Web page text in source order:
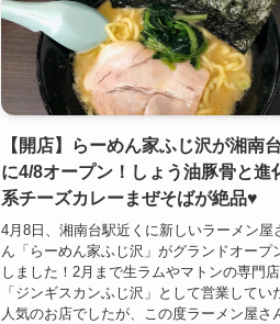
【開店】らーめん家ふじ沢が湘南台
に4/8オープン！しょう油豚骨と進
系チーズカレーまぜそばが絶品♥
4月8日、湘南台駅近くに新しいラーメン屋
ん「らーめん家ふじ沢」がグランドオープ
しました！2月まで生ラムやマトンの専門店
「ジンギスカンふじ沢」として営業してい
人気のお店でしたが、この度ラーメン屋さ